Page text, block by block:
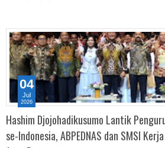
Hashim Djojohadikusumo Lantik
se-Indonesia, ABPEDNAS dan SMSI
04
Jul
2026